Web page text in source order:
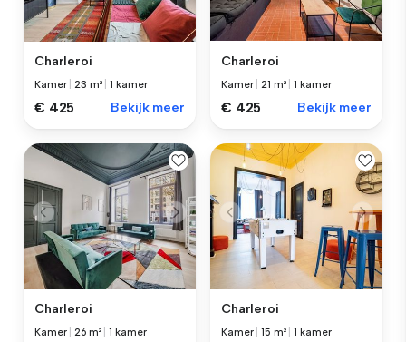
Charleroi
Kamer |23 m² |1 kamer
€ 425 Bekijk meer
Charleroi
Kamer |21 m² |1 kamer
€ 425 Bekijk meer
Charleroi
Kamer |26 m² |1 kamer
Charleroi
Kamer |15 m² |1 kamer